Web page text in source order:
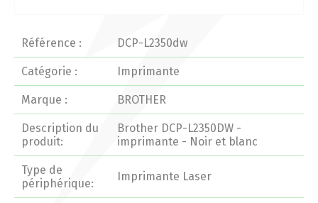
Produits
Professionnels
Particuliers
Référence : DCP-L2350dw
Catégorie : Imprimante
Marque : BROTHER
Description du
produit:
Brother DCP-L2350DW -
imprimante - Noir et blanc
Type de
périphérique:
Imprimante Laser